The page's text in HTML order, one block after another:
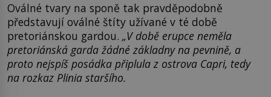
Oválné tvary na sponě tak pravděpodobně
představují oválné štíty užívané v té době
pretoriánskou gardou. „V době erupce neměla
pretoriánská garda žádné základny na pevnině, a
proto nejspíš posádka připlula z ostrova Capri, tedy
na rozkaz Plinia staršího.